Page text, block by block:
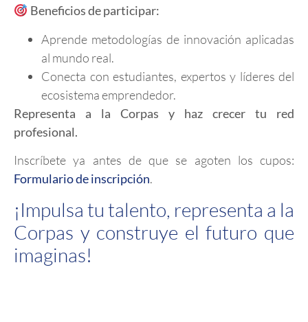
Beneficios de participar:
Aprende metodologías de innovación aplicadas
al mundo real.
Conecta con estudiantes, expertos y líderes del
ecosistema emprendedor.
Representa a la Corpas y haz crecer tu red
profesional.
Inscríbete ya antes de que se agoten los cupos:
Formulario de inscripción.
¡Impulsa tu talento, representa a la
Corpas y construye el futuro que
imaginas!